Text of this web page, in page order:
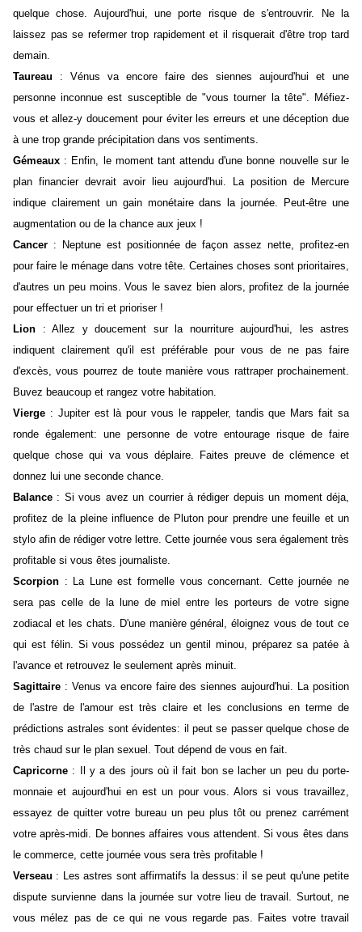
quelque chose. Aujourd'hui, une porte risque de s'entrouvrir. Ne la
laissez pas se refermer trop rapidement et il risquerait d'être trop tard
demain.
Taureau : Vénus va encore faire des siennes aujourd'hui et une
personne inconnue est susceptible de "vous tourner la tête". Méfiez-
vous et allez-y doucement pour éviter les erreurs et une déception due
à une trop grande précipitation dans vos sentiments.
Gémeaux : Enfin, le moment tant attendu d'une bonne nouvelle sur le
plan financier devrait avoir lieu aujourd'hui. La position de Mercure
indique clairement un gain monétaire dans la journée. Peut-être une
augmentation ou de la chance aux jeux !
Cancer : Neptune est positionnée de façon assez nette, profitez-en
pour faire le ménage dans votre tête. Certaines choses sont prioritaires,
d'autres un peu moins. Vous le savez bien alors, profitez de la journée
pour effectuer un tri et prioriser !
Lion : Allez y doucement sur la nourriture aujourd'hui, les astres
indiquent clairement qu'il est préférable pour vous de ne pas faire
d'excès, vous pourrez de toute manière vous rattraper prochainement.
Buvez beaucoup et rangez votre habitation.
Vierge : Jupiter est là pour vous le rappeler, tandis que Mars fait sa
ronde également: une personne de votre entourage risque de faire
quelque chose qui va vous déplaire. Faites preuve de clémence et
donnez lui une seconde chance.
Balance : Si vous avez un courrier à rédiger depuis un moment déja,
profitez de la pleine influence de Pluton pour prendre une feuille et un
stylo afin de rédiger votre lettre. Cette journée vous sera également très
profitable si vous êtes journaliste.
Scorpion : La Lune est formelle vous concernant. Cette journée ne
sera pas celle de la lune de miel entre les porteurs de votre signe
zodiacal et les chats. D'une manière général, éloignez vous de tout ce
qui est félin. Si vous possédez un gentil minou, préparez sa patée à
l'avance et retrouvez le seulement après minuit.
Sagittaire : Venus va encore faire des siennes aujourd'hui. La position
de l'astre de l'amour est très claire et les conclusions en terme de
prédictions astrales sont évidentes: il peut se passer quelque chose de
très chaud sur le plan sexuel. Tout dépend de vous en fait.
Capricorne : Il y a des jours où il fait bon se lacher un peu du porte-
monnaie et aujourd'hui en est un pour vous. Alors si vous travaillez,
essayez de quitter votre bureau un peu plus tôt ou prenez carrément
votre après-midi. De bonnes affaires vous attendent. Si vous êtes dans
le commerce, cette journée vous sera très profitable !
Verseau : Les astres sont affirmatifs la dessus: il se peut qu'une petite
dispute survienne dans la journée sur votre lieu de travail. Surtout, ne
vous mélez pas de ce qui ne vous regarde pas. Faites votre travail